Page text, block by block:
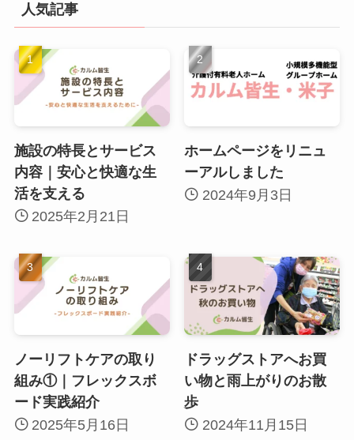
人気記事
施設の特長とサービス
内容｜安心と快適な生
活を支える
2025年2月21日
ホームページをリニュ
ーアルしました
2024年9月3日
ノーリフトケアの取り
組み①｜フレックスボ
ード実践紹介
2025年5月16日
ドラッグストアへお買
い物と雨上がりのお散
歩
2024年11月15日